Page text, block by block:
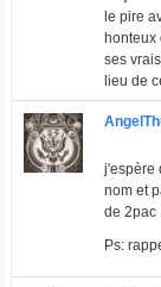
le pire
honteux
ses
lieu de
j'espère
nom et
de 2pac
Ps: